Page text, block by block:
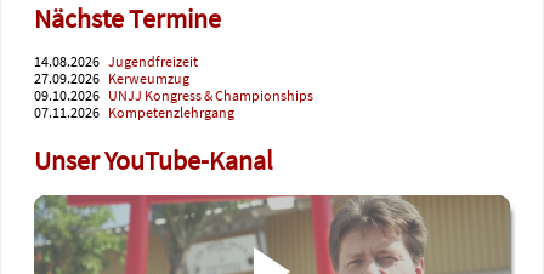
Nächste Termine
14.08.2026 Jugendfreizeit
27.09.2026 Kerweumzug
09.10.2026 UNJJ Kongress & Championships
07.11.2026 Kompetenzlehrgang
Unser YouTube-Kanal